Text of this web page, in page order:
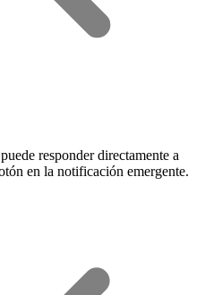
responder directamente a
en la notificación emergente.